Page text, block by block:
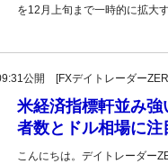
を12月上旬まで一時的に拡
公開 [FXデイトレーダー
米経済指標軒並み
者数とドル相場に注
こんにちは。デイトレーダー